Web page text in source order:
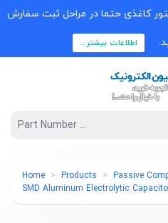
کاغذی حتما در مراحل ثبت سفارش
اطلاعات بیشتر...
Home Products Passive
SMD Aluminum Electrolytic